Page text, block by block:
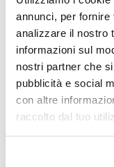
annunci, per
analizzare il nostro
informazioni sul
nostri partner che
pubblicità e social
con altre
raccolto dal tuo
Area di
Domande
Prodotti